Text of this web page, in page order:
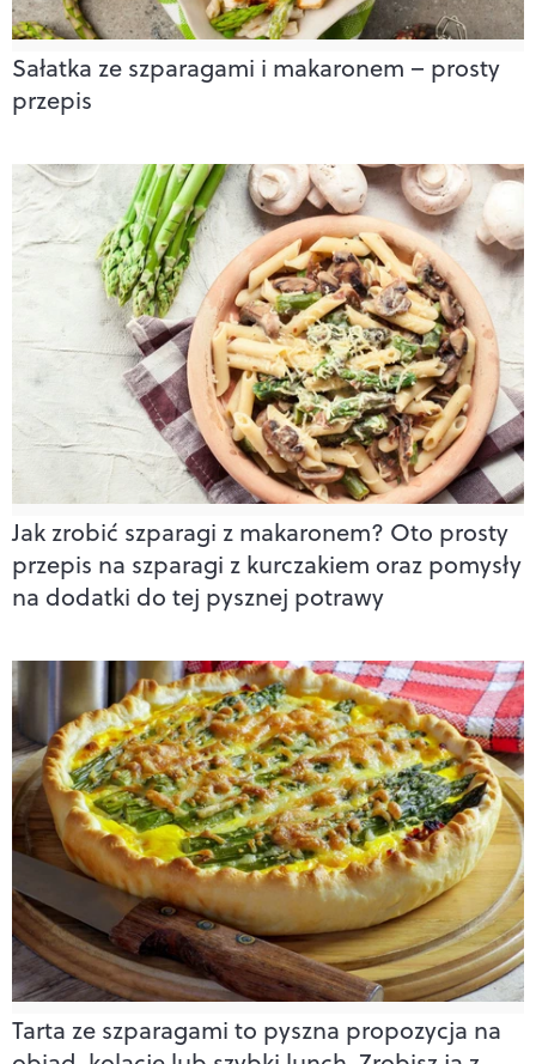
Sałatka ze szparagami i makaronem – prosty
przepis
Jak zrobić szparagi z makaronem? Oto prosty
przepis na szparagi z kurczakiem oraz pomysły
na dodatki do tej pysznej potrawy
Tarta ze szparagami to pyszna propozycja na